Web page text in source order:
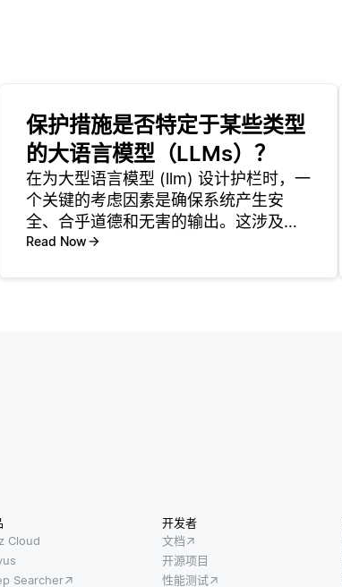
保护措施是否特定于某些类型
的大语言模型（LLMs）？
在为大型语言模型 (llm) 设计护栏时，一
个关键的考虑因素是确保系统产生安
全、合乎道德和无害的输出。这涉及识
别潜在的风险，例如产生有偏见的，令
Read Now
Cloud
Searcher
开发者
文档
开源项目
性能测试